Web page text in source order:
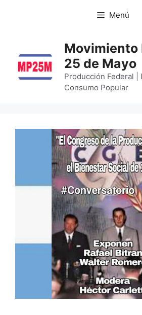
Menú
Movimiento
25 de Mayo
Producción Federal |
Consumo Popular